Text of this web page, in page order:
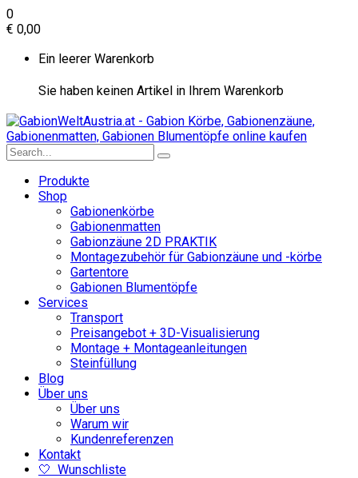
0
€ 0,00
Ein leerer Warenkorb
Sie haben keinen Artikel in Ihrem Warenkorb
Produkte
Shop
Gabionenkörbe
Gabionenmatten
Gabionzäune 2D PRAKTIK
Montagezubehör für Gabionzäune und -körbe
Gartentore
Gabionen Blumentöpfe
Services
Transport
Preisangebot + 3D-Visualisierung
Montage + Montageanleitungen
Steinfüllung
Blog
Über uns
Über uns
Warum wir
Kundenreferenzen
Kontakt
🤍 Wunschliste